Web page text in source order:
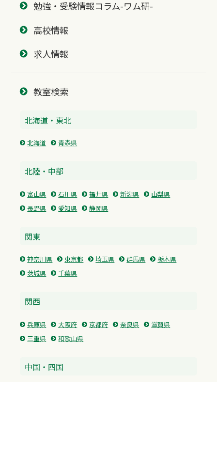
勉強・受験情報コラム-ワム研-
高校情報
求人情報
教室検索
北海道・東北
北海道 青森県
北陸・中部
富山県 石川県 福井県 新潟県
山梨県
長野県
愛知県 静岡県
関東
神奈川県 東京都 埼玉県 群馬県
栃木県
茨城県
千葉県
関西
兵庫県 大阪府 京都府 奈良県
滋賀県
三重県
和歌山県
中国・四国